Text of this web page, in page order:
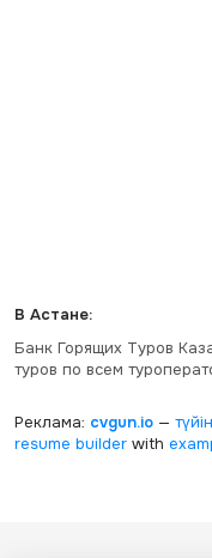
В Астане:
Банк Горящих Туров
туров по всем
Реклама: cvgun.io—
resume builderwith